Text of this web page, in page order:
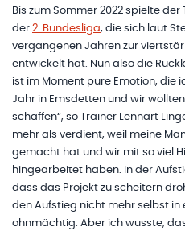
Bis zum Sommer 2022 spielte
der 2. Bundesliga, die sich laut
vergangenen Jahren zur
entwickelt hat. Nun also die
ist im Moment pure Emotion, die
Jahr in Emsdetten und wir
schaffen“, so Trainer Lennart
mehr als verdient, weil meine
gemacht hat und wir mit so viel
hingearbeitet haben. In der
dass das Projekt zu scheitern
den Aufstieg nicht mehr selbst in
ohnmächtig. Aber ich wusste,